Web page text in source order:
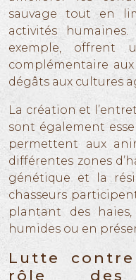
sauvage tout en
activités
exemple, offrent
complémentaire
dégâts aux cultures
La création et
sont également
permettent aux
différentes zones
génétique et la
chasseurs
plantant des
humides ou en
Lutte
rôle des